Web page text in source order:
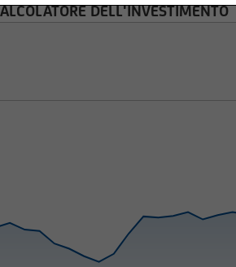
DELL'INVESTIMENTO
Prima di assumere qualsiasi